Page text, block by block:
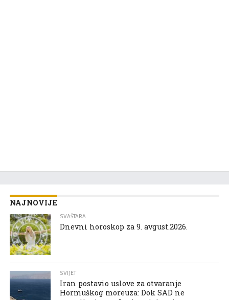
NAJNOVIJE
SVAŠTARA
Dnevni horoskop za 9. avgust.2026.
SVIJET
Iran postavio uslove za otvaranje
Hormuškog moreuza: Dok SAD ne